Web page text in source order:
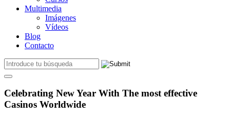
Multimedia
Imágenes
Vídeos
Blog
Contacto
Celebrating New Year With The most effective
Casinos Worldwide